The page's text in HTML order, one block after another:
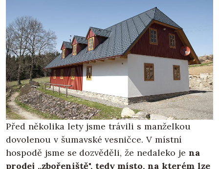
Před několika lety jsme trávili s manželkou
dovolenou v šumavské vesničce. V místní
hospodě jsme se dozvěděli, že nedaleko je na
prodej „zbořeniště", tedy místo, na kterém lze